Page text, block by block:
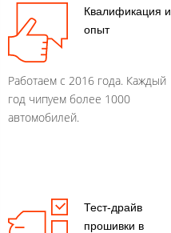
Квалификация и
опыт
Работаем с 2016 года. Каждый
год чипуем более 1000
автомобилей.
Тест-драйв
прошивки в